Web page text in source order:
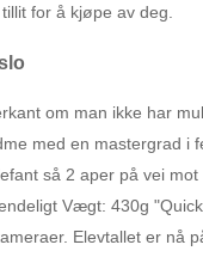
for å kjøpe av deg.
om man ikke har
med en mastergrad
så 2 aper på vei
Vægt: 430g
Elevtallet er